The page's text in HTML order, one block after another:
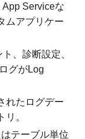
Serviceな
ムアプリケー
、診断設定、
グがLog
れたログデー
。
テーブル単位